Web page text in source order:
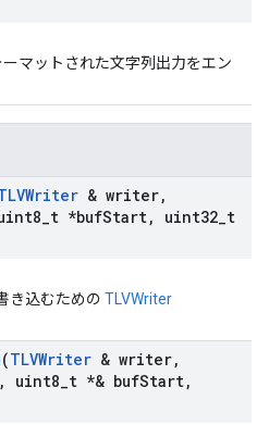
マットされた文字列出力をエン
& writer,
t *bufStart, uint32 t
き込むための TLVWriter
(TLVWriter & writer,
, uint8 t *& bufStart,